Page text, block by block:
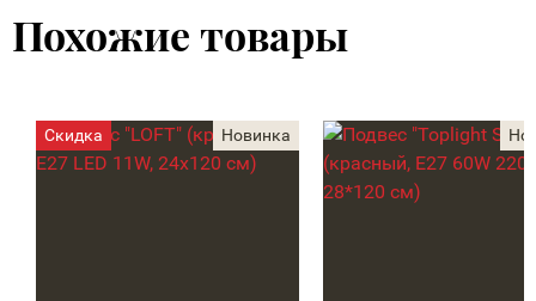
Похожие товары